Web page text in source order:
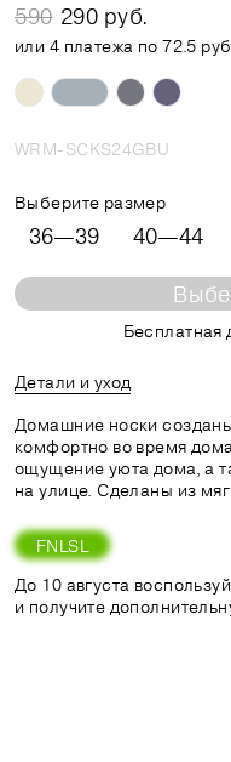
590 290 руб.
или 4 платежа по 72.5
WRM-SCKS24GBU
Выберите размер
36—39 40—44
Бесплатная
Детали и уход
Домашние носки созданы
комфортно во время
ощущение уюта дома, а
на улице. Сделаны из
FNLSL
До 10 августа
и получите